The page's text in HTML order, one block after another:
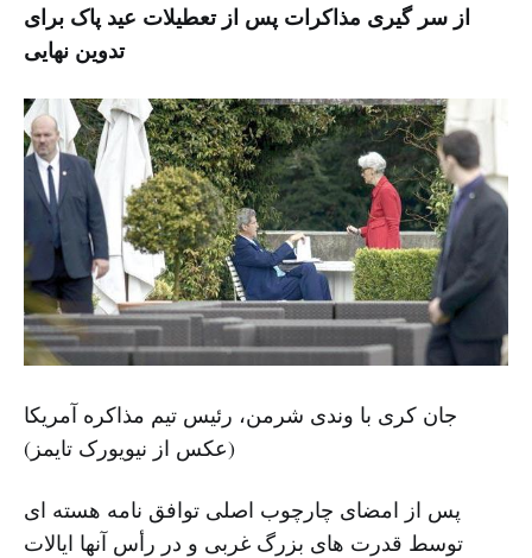
از سر گیری مذاکرات پس از تعطیلات عید پاک برای
تدوین نهایی
جان کری با وندی شرمن، رئیس تیم مذاکره آمریکا
(عکس از نیویورک تایمز)
پس از امضای چارچوب اصلی توافق نامه هسته ای
توسط قدرت های بزرگ غربی و در رأس آنها ایالات